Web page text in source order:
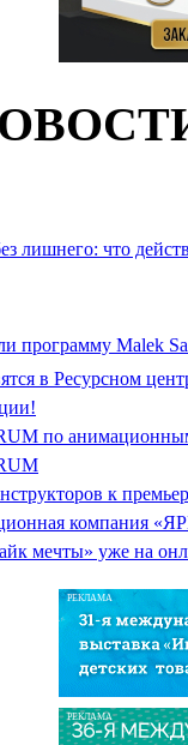
лишнего: что
программу Malek
в Ресурсном
по
к
компания
мечты» уже на
РЕКЛАМА
РЕКЛАМА